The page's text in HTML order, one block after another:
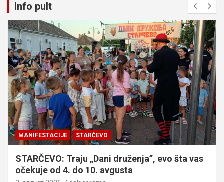
Info pult
MANIFESTACIJE STARČEVO
STARČEVO: Traju „Dani druženja”, evo šta vas
očekuje od 4. do 10. avgusta